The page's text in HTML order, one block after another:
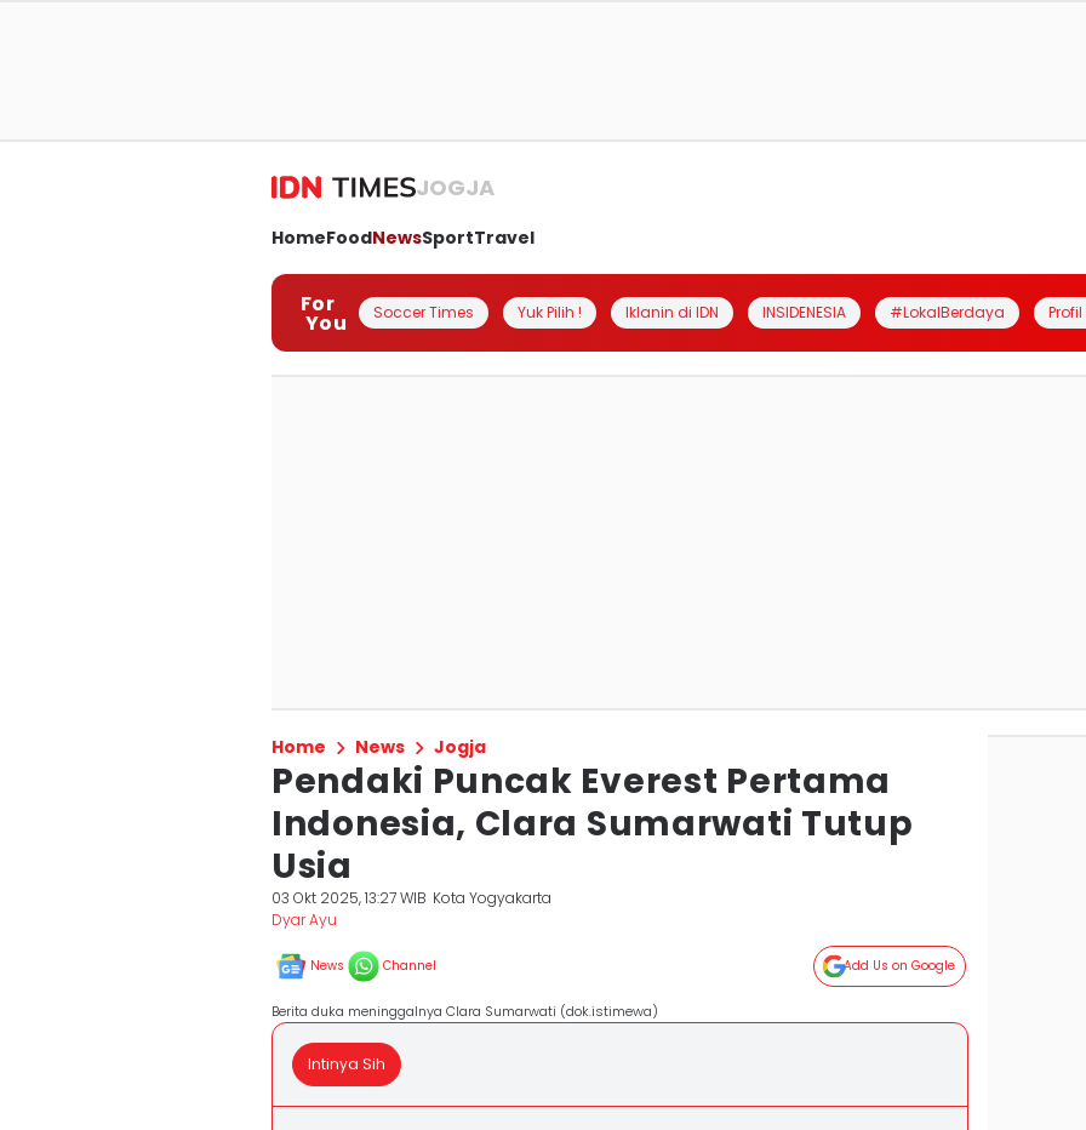
JOGJA
HomeFoodNewsSportTravel
For
You Soccer Times Yuk Pilih ! Iklanin di IDN INSIDENESIA #LokalBerdaya
Home News Jogja
Pendaki Puncak Everest Pertama
Indonesia, Clara Sumarwati Tutup
Usia
03 Okt 2025, 13:27 WIB Kota Yogyakarta
Dyar Ayu
News Channel Add Us on Google
Berita duka meninggalnya Clara Sumarwati (dok.istimewa)
Intinya Sih